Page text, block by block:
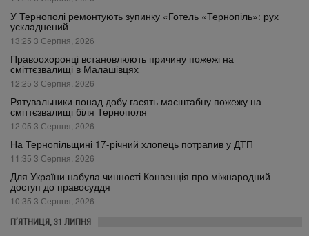
У Тернополі ремонтують зупинку «Готель «Тернопіль»: рух
ускладнений
13:25 3 Серпня, 2026
Правоохоронці встановлюють причину пожежі на
сміттєзвалищі в Малашівцях
12:25 3 Серпня, 2026
Рятувальники понад добу гасять масштабну пожежу на
сміттєзвалищі біля Тернополя
12:05 3 Серпня, 2026
На Тернопільщині 17-річний хлопець потрапив у ДТП
11:35 3 Серпня, 2026
Для України набула чинності Конвенція про міжнародний
доступ до правосуддя
10:35 3 Серпня, 2026
П’ЯТНИЦЯ, 31 ЛИПНЯ